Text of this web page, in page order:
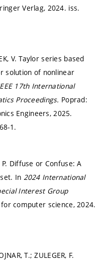
Verlag, 2024. iss.
V. Taylor series based
solution of nonlinear
17th International
Proceedings. Poprad:
Engineers, 2025.
1.
P. Diffuse or Confuse: A
In 2024 International
Interest Group
computer science, 2024.
T.; ZULEGER, F.